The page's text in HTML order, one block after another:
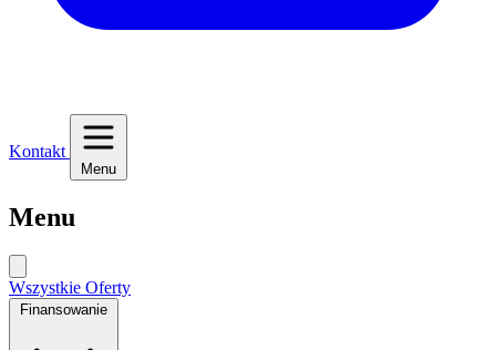
Kontakt
Menu
Menu
Wszystkie Oferty
Finansowanie